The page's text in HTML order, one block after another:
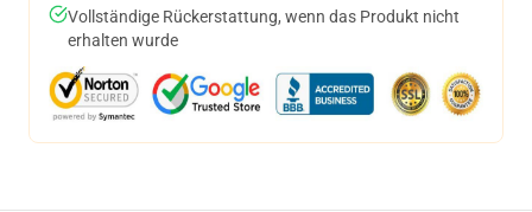
Vollständige Rückerstattung, wenn das Produkt nicht
erhalten wurde